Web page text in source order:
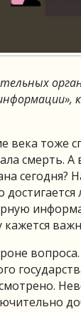
тоже
смерть. А
сегодня?